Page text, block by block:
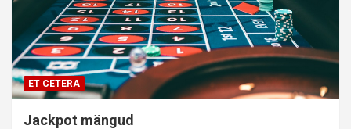
ET CETERA
Jackpot mängud